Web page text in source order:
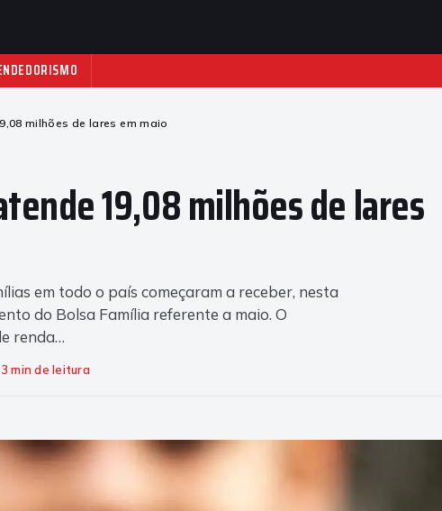
milhões de lares em maio
19,08 milhões de lares
em todo o país começaram a receber, nesta
do Bolsa Família referente a maio. O
renda…
3 min de leitura